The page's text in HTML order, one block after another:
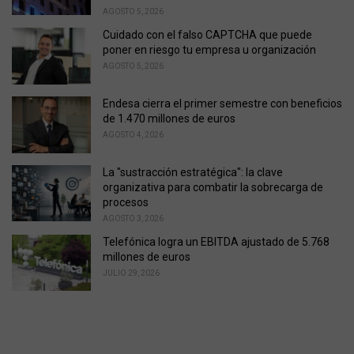
e
AGOSTO 5, 2026
Cuidado con el falso CAPTCHA que puede
poner en riesgo tu empresa u organización
AGOSTO 5, 2026
Endesa cierra el primer semestre con beneficios
de 1.470 millones de euros
AGOSTO 4, 2026
La "sustracción estratégica": la clave
organizativa para combatir la sobrecarga de
procesos
AGOSTO 3, 2026
Telefónica logra un EBITDA ajustado de 5.768
millones de euros
JULIO 29, 2026